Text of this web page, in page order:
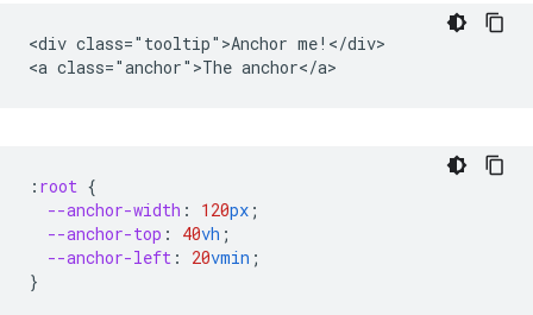
<div class="tooltip">Anchor me!</div>
: root {
--anchor-width : 120px ;
--anchor-top : 40vh ;
--anchor-left : 20vmin ;
}